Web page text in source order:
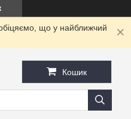
що у найближчий
Кошик